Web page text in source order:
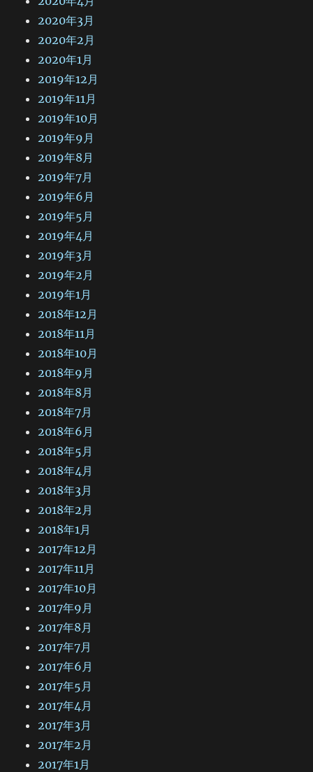
2020年3月
2020年2月
2020年1月
2019年12月
2019年11月
2019年10月
2019年9月
2019年8月
2019年7月
2019年6月
2019年5月
2019年4月
2019年3月
2019年2月
2019年1月
2018年12月
2018年11月
2018年10月
2018年9月
2018年8月
2018年7月
2018年6月
2018年5月
2018年4月
2018年3月
2018年2月
2018年1月
2017年12月
2017年11月
2017年10月
2017年9月
2017年8月
2017年7月
2017年6月
2017年5月
2017年4月
2017年3月
2017年2月
2017年1月